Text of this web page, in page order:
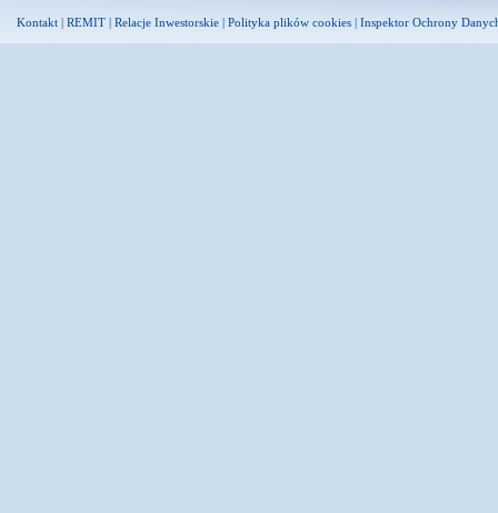
Kontakt | REMIT | Relacje Inwestorskie | Polityka plików cookies | Inspektor Ochrony